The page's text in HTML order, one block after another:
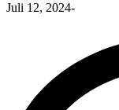
Juli 12, 2024-